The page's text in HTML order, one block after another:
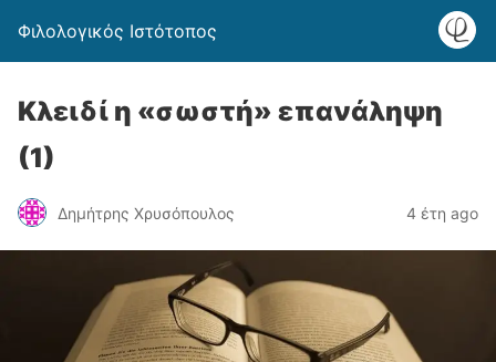
Φιλολογικός Ιστότοπος
Κλειδί η «σωστή» επανάληψη
(1)
Δημήτρης Χρυσόπουλος 4 έτη ago